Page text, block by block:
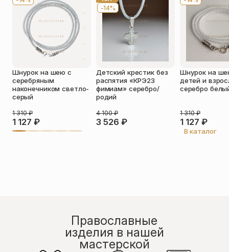
необходимости.
Оставить отзыв
Подтверждаю свое согласие с
политикой конфиденциальности
даю согласие на обработку
персональных данных
Пока нет отзывов. Будьте первым!
Шнурок на шею с
серебряным
наконечником светло-
серый
1 127 ₽
1 310₽
-14%
Детский крестик без
распятия «КРЭ23
фимиам» серебро/
родий
3 526 ₽
4 100₽
Шнурок на
детей и
серебро
1 127 ₽
1 310₽
В каталог
Православные
изделия в нашей
мастерской